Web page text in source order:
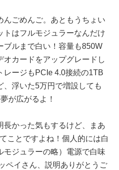
んごめんご。あともうちょい
トはフルモジュラーなんだけ
ブルまで白い！容量も850W
オカードをアップグレードし
レージもPCIe 4.0接続の1TB
、浮いた5万円で増設しても
が広がるよ！
長かった気もするけど、まあ
ことですよね！個人的には白
モジュラーの略）電源で白味
ペイさん、説明ありがとうご